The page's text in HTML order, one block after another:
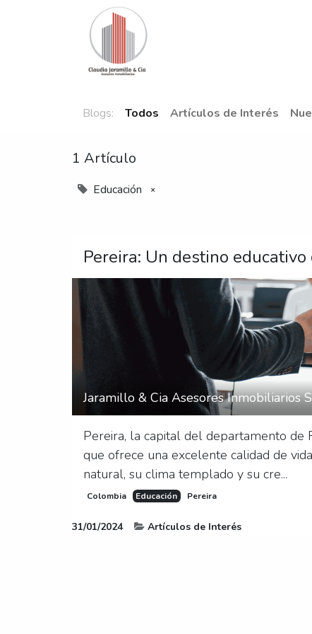
Blogs: Todos Artículos de Interés
1 Artículo
Educación ×
Pereira: Un destino
Jaramillo & Cia Asesores Inmobiliarios
Pereira, la capital del departamento de
que ofrece una excelente calidad de
natural, su clima templado y su cre...
Colombia Educación Pereira
31/01/2024 Artículos de Interés